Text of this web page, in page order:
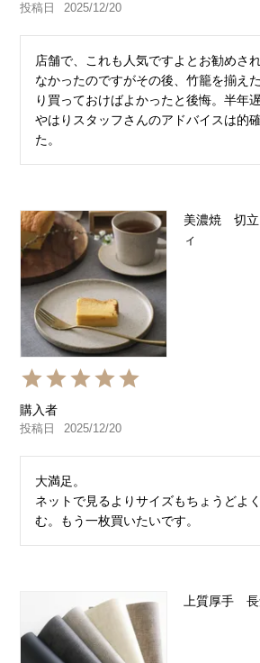
投稿日 2025/12/20
店舗で、これも人気ですよとお勧めさ
なかったのですがその後、竹籠を揃え
り買っておけばよかったと後悔。半年
やはりスタッフさんのアドバイスは的
た。
美濃焼 切
ィ
購入者
投稿日 2025/12/20
大満足。
ネットで見るよりサイズもちょうどよ
む。もう一枚買いたいです。
上質厚手 長